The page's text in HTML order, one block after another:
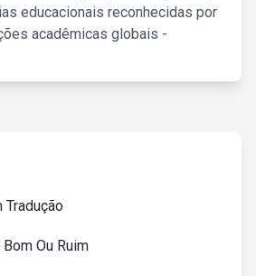
educacionais reconhecidas por
acadêmicas globais -
Tradução
Ou Ruim